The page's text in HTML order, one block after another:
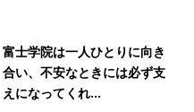
富士学院は一人ひとりに向き
合い、不安なときには必ず支
えになってくれ…